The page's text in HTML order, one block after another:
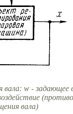
w - задающее
вала)